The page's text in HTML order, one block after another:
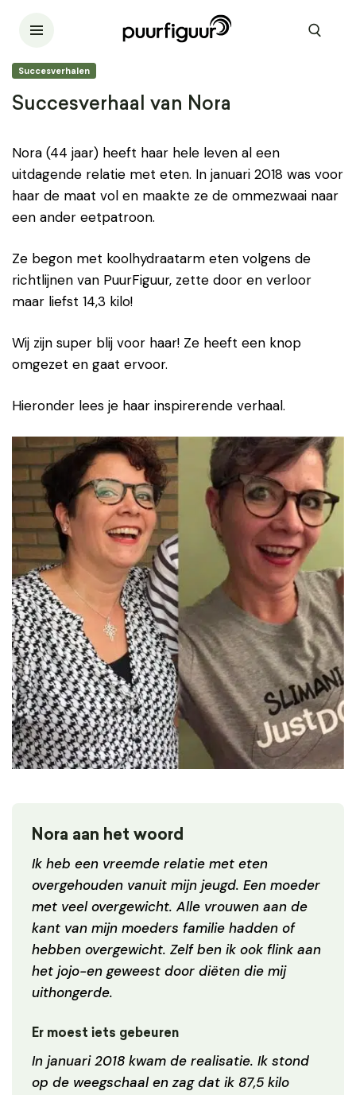
Succesverhalen
Succesverhaal van Nora
Nora (44 jaar) heeft haar hele leven al een
uitdagende relatie met eten. In januari 2018 was voor
haar de maat vol en maakte ze de ommezwaai naar
een ander eetpatroon.
Ze begon met koolhydraatarm eten volgens de
richtlijnen van PuurFiguur, zette door en verloor
maar liefst 14,3 kilo!
Wij zijn super blij voor haar! Ze heeft een knop
omgezet en gaat ervoor.
Hieronder lees je haar inspirerende verhaal.
Nora aan het woord
Ik heb een vreemde relatie met eten
overgehouden vanuit mijn jeugd. Een moeder
met veel overgewicht. Alle vrouwen aan de
kant van mijn moeders familie hadden of
hebben overgewicht. Zelf ben ik ook flink aan
het jojo-en geweest door diëten die mij
uithongerde.
Er moest iets gebeuren
In januari 2018 kwam de realisatie. Ik stond
op de weegschaal en zag dat ik 87,5 kilo